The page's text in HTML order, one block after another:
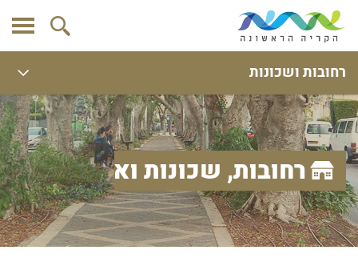
רחובות ושכונות
רחובות, שכונות ואתרים